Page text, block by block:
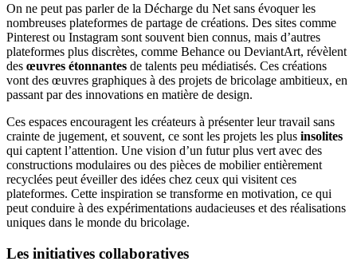
On ne peut pas parler de la Décharge du Net sans évoquer les
nombreuses plateformes de partage de créations. Des sites comme
Pinterest ou Instagram sont souvent bien connus, mais d’autres
plateformes plus discrètes, comme Behance ou DeviantArt, révèlent
des œuvres étonnantes de talents peu médiatisés. Ces créations
vont des œuvres graphiques à des projets de bricolage ambitieux, en
passant par des innovations en matière de design.
Ces espaces encouragent les créateurs à présenter leur travail sans
crainte de jugement, et souvent, ce sont les projets les plus insolites
qui captent l’attention. Une vision d’un futur plus vert avec des
constructions modulaires ou des pièces de mobilier entièrement
recyclées peut éveiller des idées chez ceux qui visitent ces
plateformes. Cette inspiration se transforme en motivation, ce qui
peut conduire à des expérimentations audacieuses et des réalisations
uniques dans le monde du bricolage.
Les initiatives collaboratives